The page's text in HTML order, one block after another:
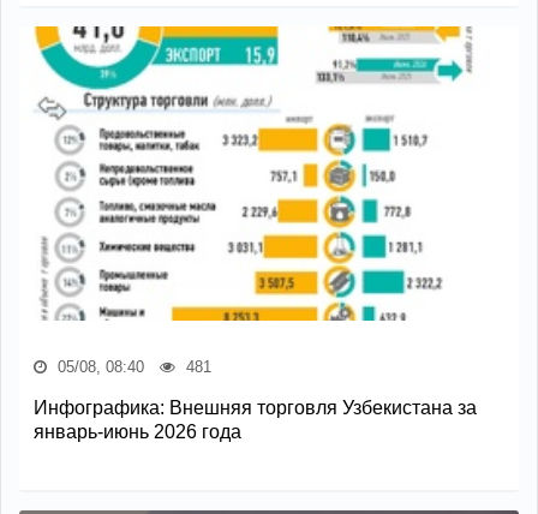
05/08, 08:40 481
Инфографика: Внешняя торговля Узбекистана за
январь-июнь 2026 года